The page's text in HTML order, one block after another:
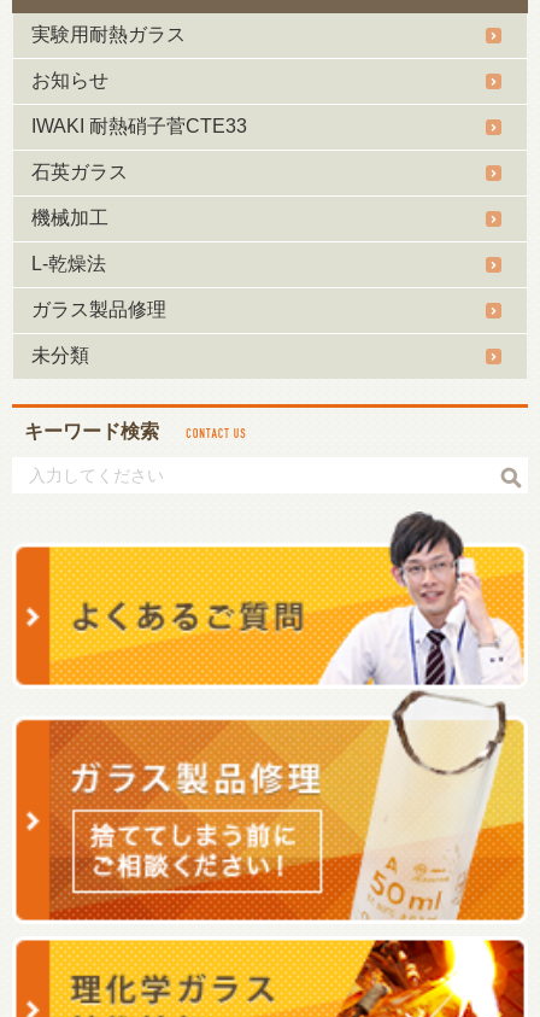
実験用耐熱ガラス
お知らせ
IWAKI 耐熱硝子菅CTE33
石英ガラス
機械加工
L-乾燥法
ガラス製品修理
未分類
キーワード検索